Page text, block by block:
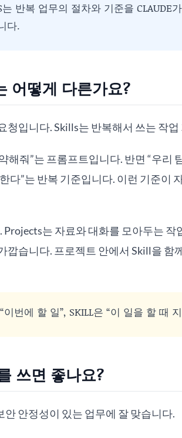
는 반복 업무의 절차와 기준을 CLAUDE
다.
어떻게 다른가요?
청입니다. Skills는 반복해서 쓰는 작
해줘”는 프롬프트입니다. 반면 “우리
다”는 반복 기준입니다. 이런 기준이
는 자료와 대화를 모아두는 작
깝습니다. 프로젝트 안에서 Skill을 함
이번에 할 일”, SKILL은 “이 일을 할 때
쓰면 좋나요?
안정성이 있는 업무에 잘 맞습니다.